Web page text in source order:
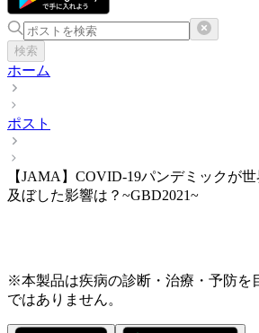
検索
ホーム
ポスト
【JAMA】COVID-19パンデミックが
及ぼした影響は？~GBD2021~
※本製品は疾病の診断・治療・予防を
ではありません。